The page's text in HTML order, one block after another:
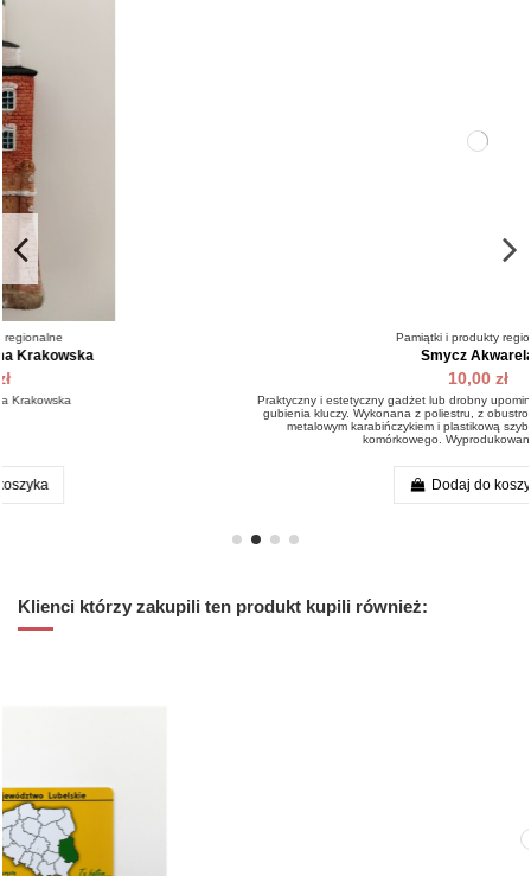
Praktyczny i estetyczny gadżet lub drobny upominek, pomoże rozwiązać problem
gubienia kluczy. Wykonana z poliestru, z obustronnym nadrukiem. Zakończona
metalowym karabińczykiem i plastikową szybkozłączką do np. telefonu
komórkowego. Wyprodukowana w Polsce.
Klienci którzy zakupili ten produkt kupili również: